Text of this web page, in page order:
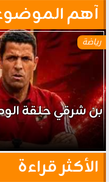
آهم
رياضة
بن شرقي حلقة
الأكثر قراءة